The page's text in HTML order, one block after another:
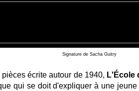
Signature de Sacha Guitry
écrite autour de 1940, L'École
qui se doit d'expliquer à une